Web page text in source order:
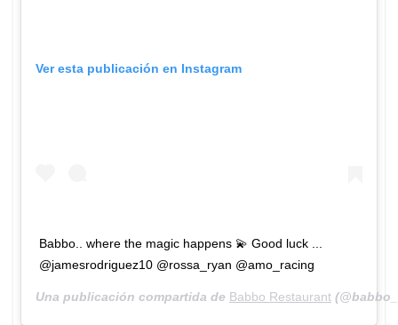
Ver esta publicación en Instagram
Babbo.. where the magic happens 💫 Good luck ...
@jamesrodriguez10 @rossa_ryan @amo_racing
Una publicación compartida de Babbo Restaurant